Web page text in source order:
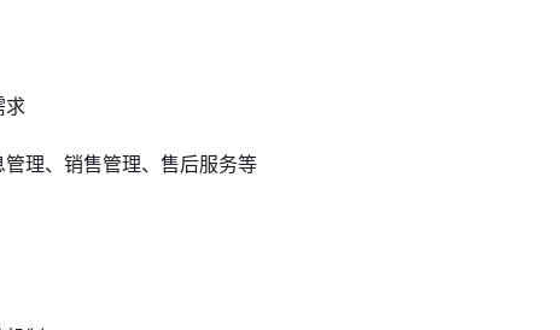
求
理、销售管理、售后服务等